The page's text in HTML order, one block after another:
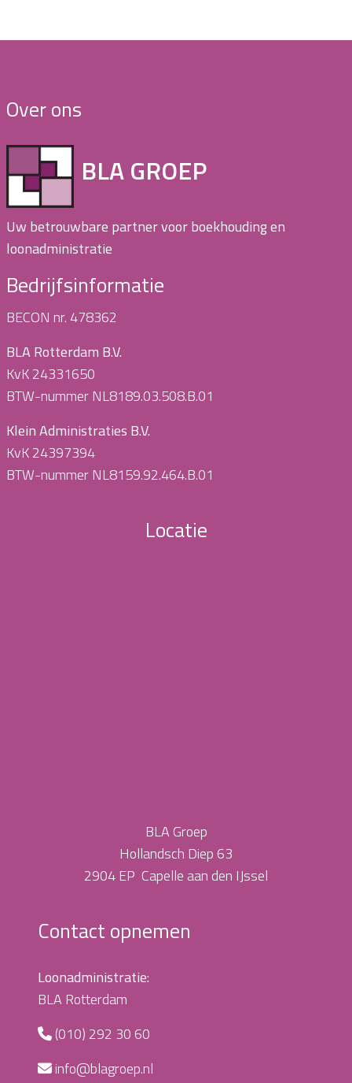
Over ons
BLA GROEP
Uw betrouwbare partner voor boekhouding en
loonadministratie
Bedrijfsinformatie
BECON nr. 478362
BLA Rotterdam B.V.
KvK 24331650
BTW-nummer NL8189.03.508.B.01
Klein Administraties B.V.
KvK 24397394
BTW-nummer NL8159.92.464.B.01
Locatie
BLA Groep
Hollandsch Diep 63
2904 EP Capelle aan den IJssel
Contact opnemen
Loonadministratie:
BLA Rotterdam
(010) 292 30 60
info@blagroep.nl